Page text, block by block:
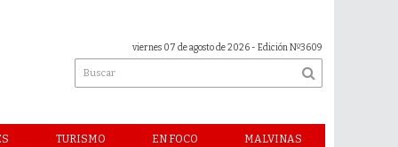
viernes 07 de agosto de 2026 - Edición Nº3609
TURISMO EN FOCO MALVINAS